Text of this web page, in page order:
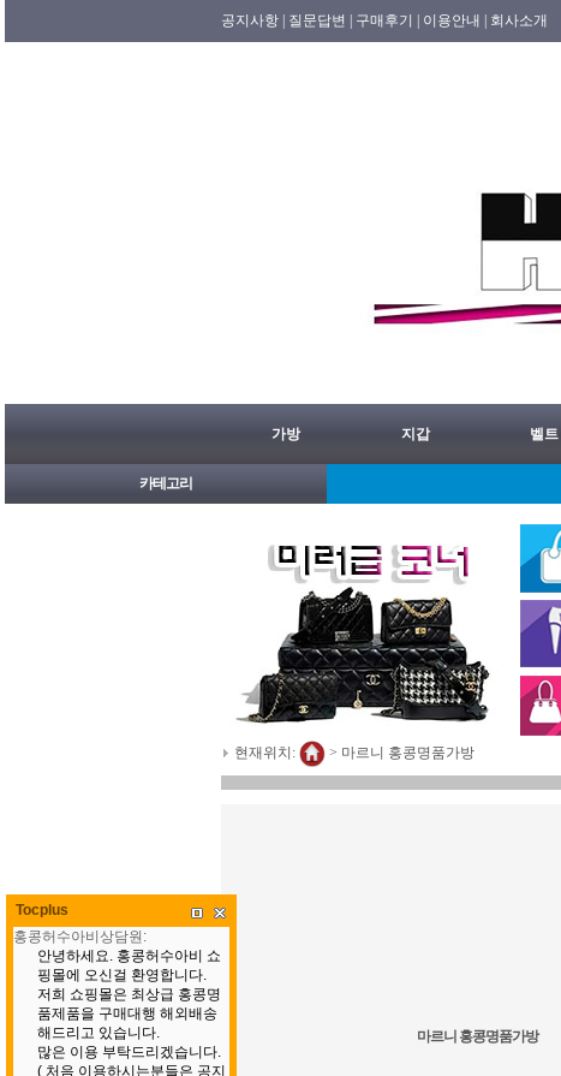
공지사항 | 질문답변 | 구매후기 | 이용안내 | 회사소개
가방 지갑 벨트
카테고리
현재위치: > 마르니 홍콩명품가방
마르니 홍콩명품가방
Tocplus